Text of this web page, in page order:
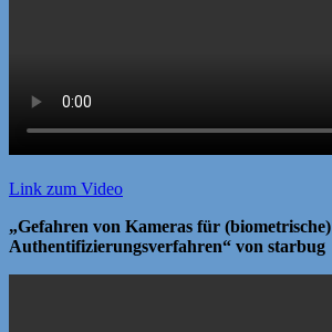
Link zum Video
„Gefahren von Kameras für (biometrische)
Authentifizierungsverfahren“ von starbug